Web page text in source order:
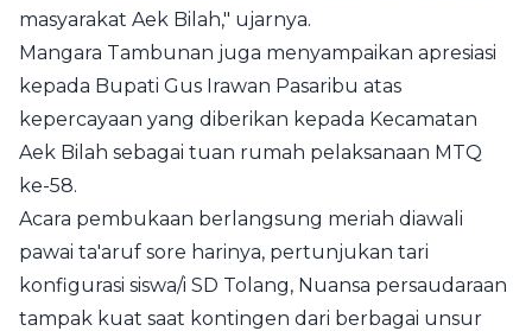
masyarakat Aek Bilah," ujarnya.
Mangara Tambunan juga menyampaikan apresiasi
kepada Bupati Gus Irawan Pasaribu atas
kepercayaan yang diberikan kepada Kecamatan
Aek Bilah sebagai tuan rumah pelaksanaan MTQ
ke-58.
Acara pembukaan berlangsung meriah diawali
pawai ta'aruf sore harinya, pertunjukan tari
konfigurasi siswa/i SD Tolang, Nuansa persaudaraan
tampak kuat saat kontingen dari berbagai unsur